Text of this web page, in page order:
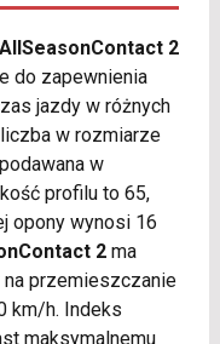
2
do zapewnienia
jazdy w różnych
w rozmiarze
w
profilu to 65,
opony wynosi 16
2ma
na przemieszczanie
km/h. Indeks
maksymalnemu